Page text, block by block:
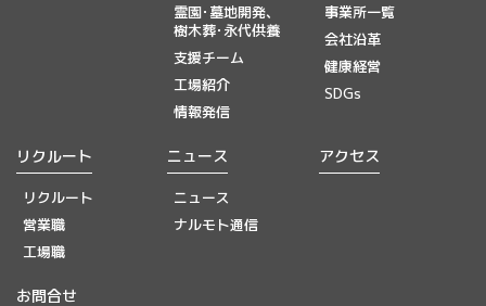
霊園･墓地開発、
樹木葬･永代供養
支援チーム
工場紹介
情報発信
事業所一覧
会社沿革
健康経営
SDGs
リクルート
リクルート
営業職
工場職
ニュース
ニュース
ナルモト通信
アクセス
お問合せ